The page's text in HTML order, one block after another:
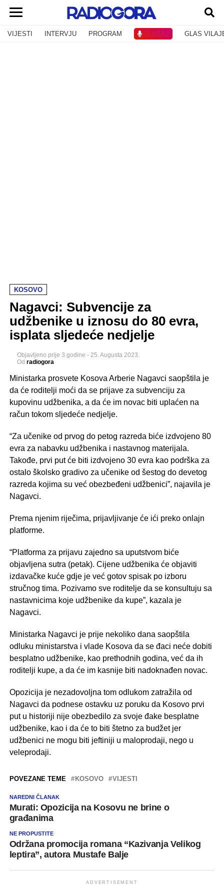
VIJESTI INTERVJU PROGRAM SLUŠAJ GLAS
KOSOVO
Nagavci: Subvencije za
udžbenike u iznosu do 80 evra,
isplata sljedeće nedjelje
Objavljeno prije 3 godine - 25. Augusta 2023.
Od radiogora
Ministarka prosvete Kosova Arberie Nagavci saopštila je
da će roditelji moći da se prijave za subvenciju za
kupovinu udžbenika, a da će im novac biti uplaćen na
račun tokom sljedeće nedjelje.
“Za učenike od prvog do petog razreda biće izdvojeno 80
evra za nabavku udžbenika i nastavnog materijala.
Takođe, prvi put će biti izdvojeno 30 evra kao podrška za
ostalo školsko gradivo za učenike od šestog do devetog
razreda kojima su već obezbeđeni udžbenici”, najavila je
Nagavci.
Prema njenim riječima, prijavljivanje će ići preko onlajn
platforme.
“Platforma za prijavu zajedno sa uputstvom biće
objavljena sutra (petak). Cijene udžbenika će objaviti
izdavačke kuće gdje je već gotov spisak po izboru
stručnog tima. Pozivamo sve roditelje da se konsultuju sa
nastavnicima koje udžbenike da kupe”, kazala je
Nagavci.
Ministarka Nagavci je prije nekoliko dana saopštila
odluku ministarstva i vlade Kosova da se đaci neće dobiti
besplatno udžbenike, kao prethodnih godina, već da ih
roditelji kupe, a da će im kasnije biti nadoknađen novac.
Opozicija je nezadovoljna tom odlukom zatražila od
Nagavci da podnese ostavku uz poruku da Kosovo prvi
put u historiji nije obezbedilo za svoje đake besplatne
udžbenike, kao i da će to biti štetno za budžet jer
udžbenici ne mogu biti jeftiniji u maloprodaji, nego u
veleprodaji.
POVEZANE TEME KOSOVO VIJESTI
NAREDNI ČLANAK
Murati: Opozicija na Kosovu ne brine o
građanima
NE PROPUSTITE
Održana promocija romana “Kazivanja Velikog
leptira”, autora Mustafe Balje
ADVERTISEMENT